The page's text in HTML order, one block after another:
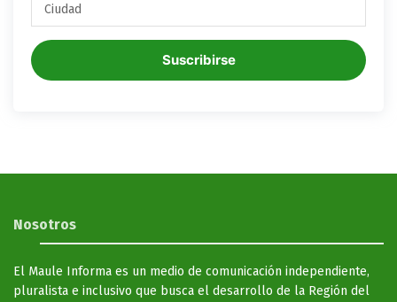
Suscribirse
Nosotros
El Maule Informa es un medio de comunicación independiente,
pluralista e inclusivo que busca el desarrollo de la Región del